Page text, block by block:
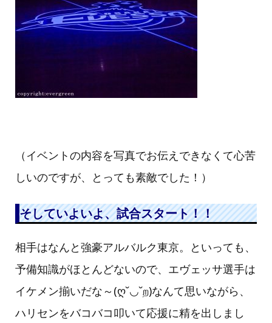
（イベントの内容を写真でお伝えできなくて心苦
しいのですが、とっても素敵でした！）
そしていよいよ、試合スタート！！
相手はなんと強豪アルバルク東京。といっても、
予備知識がほとんどないので、エヴェッサ選手は
イケメン揃いだな～(ღ˘◡˘ற)なんて思いながら、
ハリセンをバコバコ叩いて応援に精を出しまし